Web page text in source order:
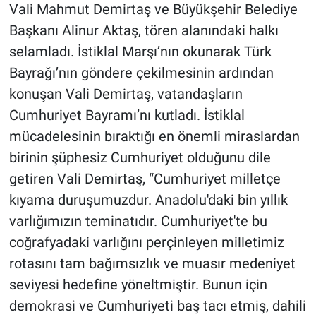
Vali Mahmut Demirtaş ve Büyükşehir Belediye
Başkanı Alinur Aktaş, tören alanındaki halkı
selamladı. İstiklal Marşı’nın okunarak Türk
Bayrağı’nın göndere çekilmesinin ardından
konuşan Vali Demirtaş, vatandaşların
Cumhuriyet Bayramı’nı kutladı. İstiklal
mücadelesinin bıraktığı en önemli miraslardan
birinin şüphesiz Cumhuriyet olduğunu dile
getiren Vali Demirtaş, “Cumhuriyet milletçe
kıyama duruşumuzdur. Anadolu'daki bin yıllık
varlığımızın teminatıdır. Cumhuriyet'te bu
coğrafyadaki varlığını perçinleyen milletimiz
rotasını tam bağımsızlık ve muasır medeniyet
seviyesi hedefine yöneltmiştir. Bunun için
demokrasi ve Cumhuriyeti baş tacı etmiş, dahili